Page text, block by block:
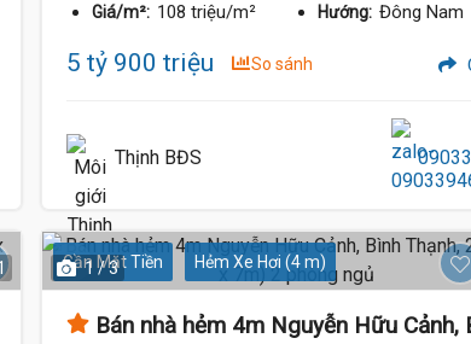
Giá/m²: 108 triệu/m² Hướng: Đông Nam
5 tỷ 900 triệu So sánh
Thịnh BĐS
Gần Mặt Tiền Hẻm Xe Hơi (4 m)
1 / 3
Bán nhà hẻm 4m Nguyễn Hữu Cảnh,